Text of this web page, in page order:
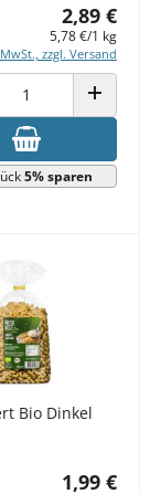
2,89 €
5,78 €/1 kg
zzgl. Versand
VERRINGERN ANZAHL
5% sparen
Bio Dinkel
1,99 €